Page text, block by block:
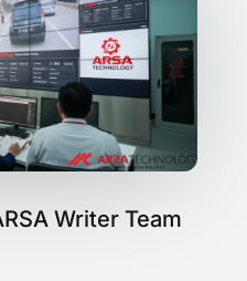
Writer Team